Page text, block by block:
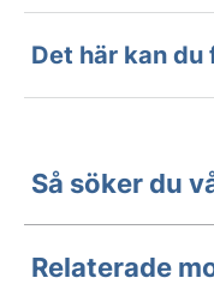
Det här kan du
Så söker du
Relaterade